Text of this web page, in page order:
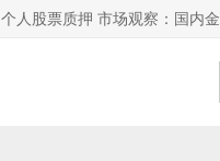
个人股票质押 市场观察：国内